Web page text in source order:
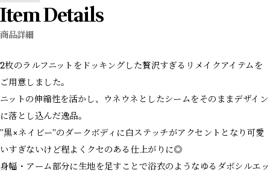
Item Details
商品詳細
2枚のラルフニットをドッキングした贅沢すぎるリメイクアイテムを
ご用意しました。
ニットの伸縮性を活かし、ウネウネとしたシームをそのままデザイン
に落とし込んだ逸品。
”黒×ネイビー”のダークボディに白ステッチがアクセントとなり可愛
いすぎないけど程よくクセのある仕上がりに◎
身幅・アーム部分に生地を足すことで浴衣のようなゆるダボシルエッ